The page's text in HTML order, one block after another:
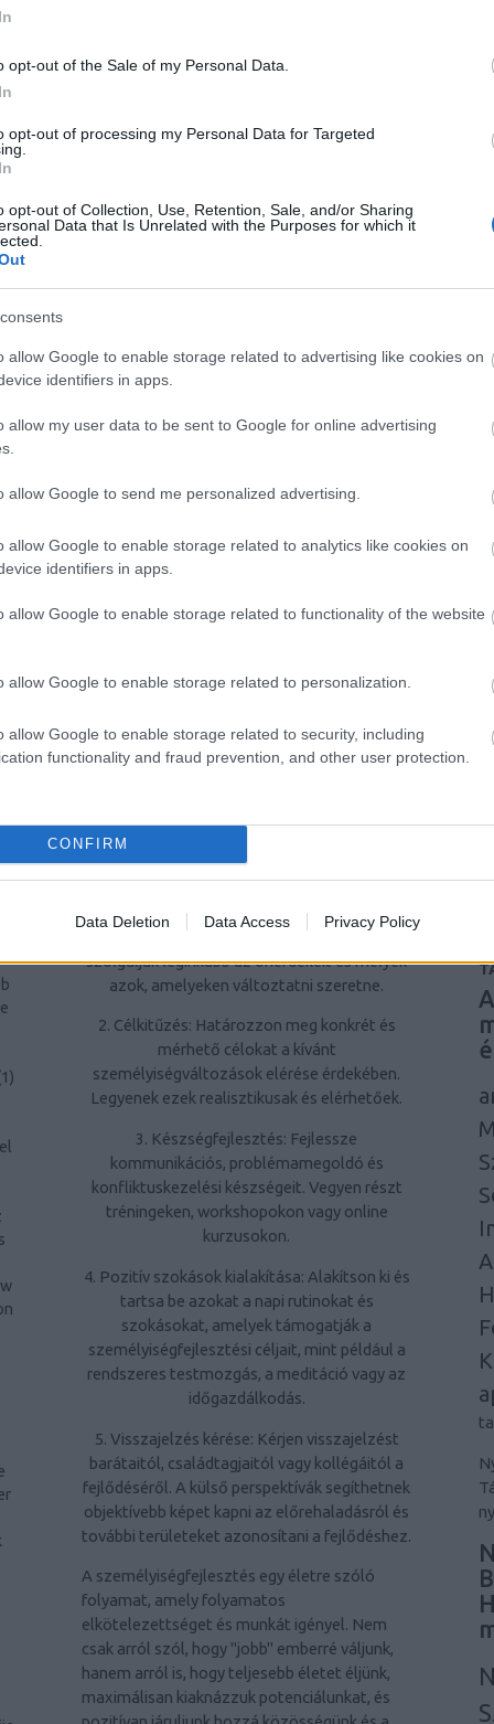
opt-out of the Sale of my Personal Data.
opt-out of processing my Personal Data for Targeted
opt-out of Collection, Use, Retention, Sale, and/or Sharing
Data that Is Unrelated with the Purposes for which it
allow Google to enable storage related to advertising like cookies on
identifiers in apps.
allow my user data to be sent to Google for online advertising
allow Google to send me personalized advertising.
allow Google to enable storage related to analytics like cookies on
identifiers in apps.
allow Google to enable storage related to functionality of the website
allow Google to enable storage related to personalization.
allow Google to enable storage related to security, including
functionality and fraud prevention, and other user protection.
CONFIRM
Data Deletion Data Access Privacy Policy
)
1)
1. Növekedett önismeret: A
saját magukat, felismerjék erősségeiket és
2. Hatékonyabb kommunikáció: A
3. Jobb stresszkezelés: A
személyiségfejlesztési technikák, mint a
elsajátítása, segíthetnek az egyéneknek
személyiségfejlesztés segít az egyéneknek
abban, hogy optimistábbak legyenek, jobban
életükhöz, ami javítja általános
5. Személyes és szakmai siker: Az önbizalom
készségek és a hatékonyabb
problémamegoldó képességek hozzájárulnak
Hogyan kezdjünk hozzá a
átgondolja saját viselkedési mintáit, értékeit
és céljait. Ismerje fel, mely személyiségjegyek
szolgálják leginkább az önérdekeit és melyek
azok, amelyeken változtatni szeretne.
2. Célkitűzés: Határozzon meg konkrét és
mérhető célokat a kívánt
személyiségváltozások elérése érdekében.
Legyenek ezek realisztikusak és elérhetőek.
3. Készségfejlesztés: Fejlessze
kommunikációs, problémamegoldó és
konfliktuskezelési készségeit. Vegyen részt
tréningeken, workshopokon vagy online
kurzusokon.
4. Pozitív szokások kialakítása: Alakítson ki és
tartsa be azokat a napi rutinokat és
szokásokat, amelyek támogatják a
személyiségfejlesztési céljait, mint például a
rendszeres testmozgás, a meditáció vagy az
időgazdálkodás.
5. Visszajelzés kérése: Kérjen visszajelzést
barátaitól, családtagjaitól vagy kollégáitól a
fejlődéséről. A külső perspektívák segíthetnek
objektívebb képet kapni az előrehaladásról és
további területeket azonosítani a fejlődéshez.
A személyiségfejlesztés egy életre szóló
folyamat, amely folyamatos
elkötelezettséget és munkát igényel. Nem
csak arról szól, hogy "jobb" emberré váljunk,
hanem arról is, hogy teljesebb életet éljünk,
maximálisan kiaknázzuk potenciálunkat, és